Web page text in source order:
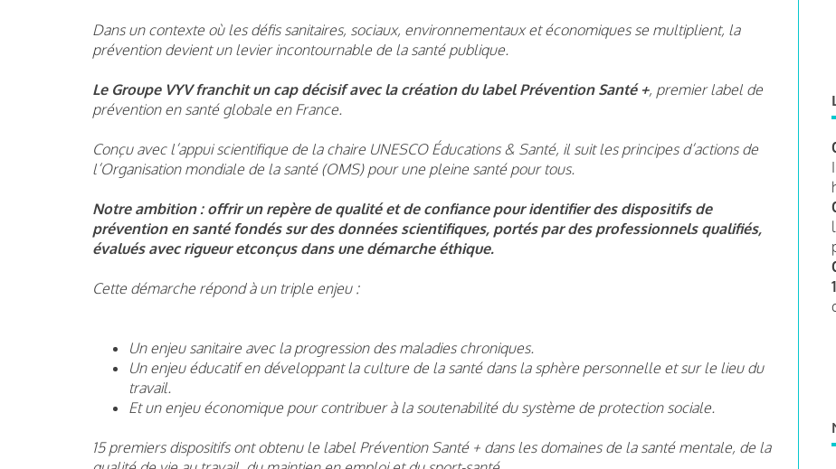
Dans un contexte où les défis sanitaires, sociaux, environnementaux et économiques se multiplient, la
prévention devient un levier incontournable de la santé publique.
Le Groupe VYV franchit un cap décisif avec la création du label Prévention Santé +, premier label de
prévention en santé globale en France.
Conçu avec l’appui scientifique de la chaire UNESCO Éducations & Santé, il suit les principes d’actions de
l’Organisation mondiale de la santé (OMS) pour une pleine santé pour tous.
Notre ambition : offrir un repère de qualité et de confiance pour identifier des dispositifs de
prévention en santé fondés sur des données scientifiques, portés par des professionnels qualifiés,
évalués avec rigueur etconçus dans une démarche éthique.
Cette démarche répond à un triple enjeu :
Un enjeu sanitaire avec la progression des maladies chroniques.
Un enjeu éducatif en développant la culture de la santé dans la sphère personnelle et sur le lieu du
travail.
Et un enjeu économique pour contribuer à la soutenabilité du système de protection sociale.
15 premiers dispositifs ont obtenu le label Prévention Santé + dans les domaines de la santé mentale, de la